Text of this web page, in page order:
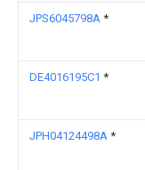
JPS6045798A *
DE4016195C1 *
JPH04124498A *